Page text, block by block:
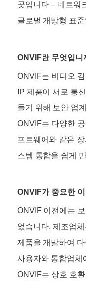
곳입니다 – 네트워
글로벌 개방형 표
ONVIF란 무엇입니
ONVIF는 비디오
IP 제품이 서로 통
들기 위해 보안 업
ONVIF는 다양한
프트웨어와 같은
스템 통합을 쉽게
ONVIF가 중요한
ONVIF 이전에는
었습니다. 제조업
제품을 개발하여
사용자와 통합업체
ONVIF는 상호 호